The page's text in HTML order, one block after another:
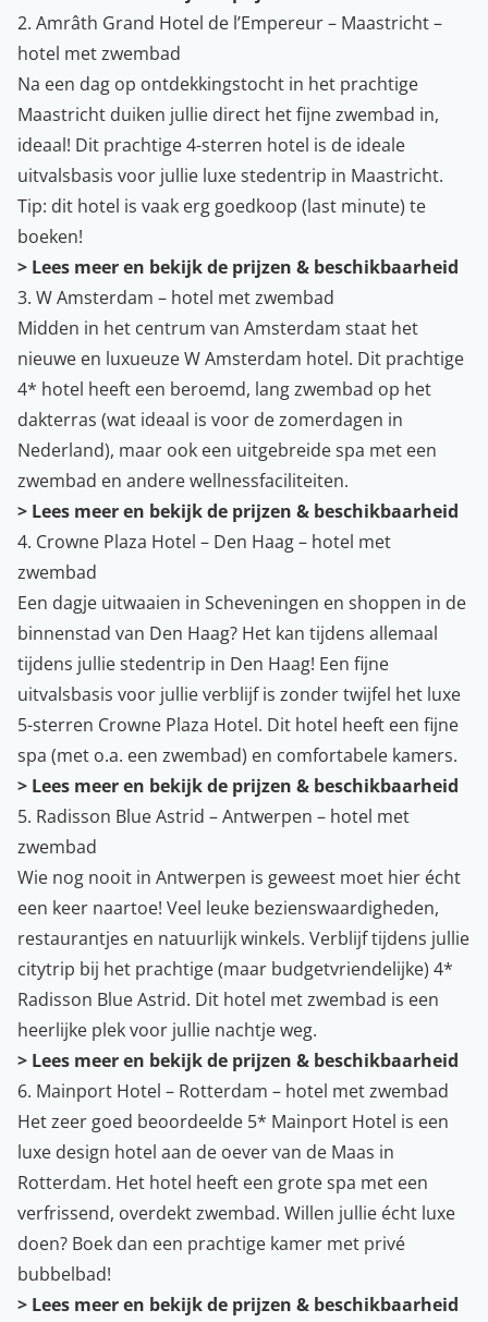
2. Amrâth Grand Hotel de l’Empereur – Maastricht –
hotel met zwembad
Na een dag op ontdekkingstocht in het prachtige
Maastricht duiken jullie direct het fijne zwembad in,
ideaal! Dit prachtige 4-sterren hotel is de ideale
uitvalsbasis voor jullie luxe stedentrip in Maastricht.
Tip: dit hotel is vaak erg goedkoop (last minute) te
boeken!
> Lees meer en bekijk de prijzen & beschikbaarheid
3. W Amsterdam – hotel met zwembad
Midden in het centrum van Amsterdam staat het
nieuwe en luxueuze W Amsterdam hotel. Dit prachtige
4* hotel heeft een beroemd, lang zwembad op het
dakterras (wat ideaal is voor de zomerdagen in
Nederland), maar ook een uitgebreide spa met een
zwembad en andere wellnessfaciliteiten.
> Lees meer en bekijk de prijzen & beschikbaarheid
4. Crowne Plaza Hotel – Den Haag – hotel met
zwembad
Een dagje uitwaaien in Scheveningen en shoppen in de
binnenstad van Den Haag? Het kan tijdens allemaal
tijdens jullie stedentrip in Den Haag! Een fijne
uitvalsbasis voor jullie verblijf is zonder twijfel het luxe
5-sterren Crowne Plaza Hotel. Dit hotel heeft een fijne
spa (met o.a. een zwembad) en comfortabele kamers.
> Lees meer en bekijk de prijzen & beschikbaarheid
5. Radisson Blue Astrid – Antwerpen – hotel met
zwembad
Wie nog nooit in Antwerpen is geweest moet hier écht
een keer naartoe! Veel leuke bezienswaardigheden,
restaurantjes en natuurlijk winkels. Verblijf tijdens jullie
citytrip bij het prachtige (maar budgetvriendelijke) 4*
Radisson Blue Astrid. Dit hotel met zwembad is een
heerlijke plek voor jullie nachtje weg.
> Lees meer en bekijk de prijzen & beschikbaarheid
6. Mainport Hotel – Rotterdam – hotel met zwembad
Het zeer goed beoordeelde 5* Mainport Hotel is een
luxe design hotel aan de oever van de Maas in
Rotterdam. Het hotel heeft een grote spa met een
verfrissend, overdekt zwembad. Willen jullie écht luxe
doen? Boek dan een prachtige kamer met privé
bubbelbad!
> Lees meer en bekijk de prijzen & beschikbaarheid